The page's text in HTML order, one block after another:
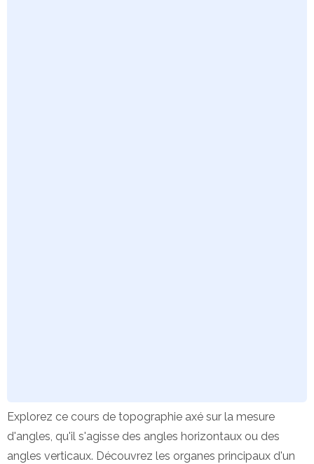
Explorez ce cours de topographie axé sur la mesure
d'angles, qu'il s'agisse des angles horizontaux ou des
angles verticaux. Découvrez les organes principaux d'un